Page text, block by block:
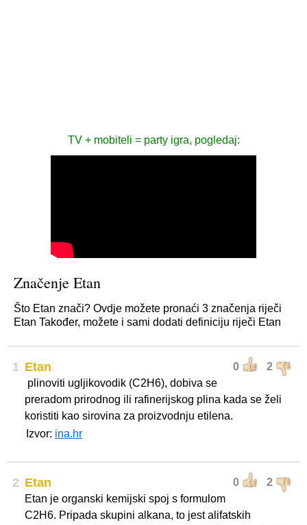
TV + mobiteli = party igra, pogledaj:
Značenje Etan
Što Etan znači? Ovdje možete pronaći 3 značenja riječi
Etan Također, možete i sami dodati definiciju riječi Etan
1 0 2
Etan
plinoviti ugljikovodik (C2H6), dobiva se
preradom prirodnog ili rafinerijskog plina kada se želi
koristiti kao sirovina za proizvodnju etilena.
Izvor: ina.hr
2 0 2
Etan
Etan je organski kemijski spoj s formulom
C2H6. Pripada skupini alkana, to jest alifatskih